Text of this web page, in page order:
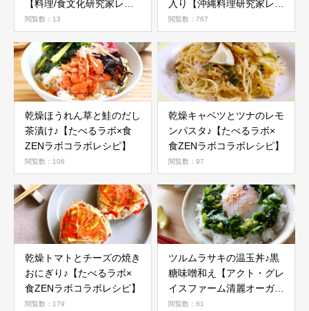
【料理/食文化研究家レシ
ピ】
閲覧数：13
入り【沖縄料理研究家レシ
ピ】
閲覧数：767
乾燥ほうれん草と鮭のだし
茶漬け♪【たべるラボ×食
ZENラボコラボレシピ】
閲覧数：106
乾燥キャベツとツナのレモ
ンパスタ♪【たべるラボ×
食ZENラボコラボレシピ】
閲覧数：97
乾燥トマトとチーズの焼き
おにぎり♪【たべるラボ×
食ZENラボコラボレシピ】
閲覧数：179
ツルムラサキの温玉丼♪黒
糖味噌和え【アクト・グレ
イスファーム清麗オーガニ
ック野菜活用レシピ】
閲覧数：61